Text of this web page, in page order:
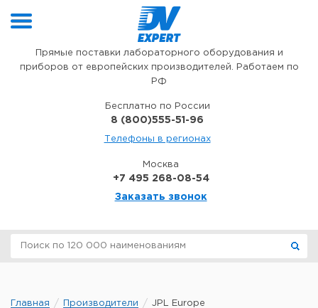
Прямые поставки лабораторного оборудования и
приборов от европейских производителей. Работаем по
РФ
Бесплатно по России
8 (800)555-51-96
Телефоны в регионах
Москва
+7 495 268-08-54
Заказать звонок
Главная Производители JPL Europe